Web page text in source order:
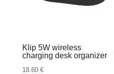
Klip 5W wireless
charging desk organizer
18.60 €